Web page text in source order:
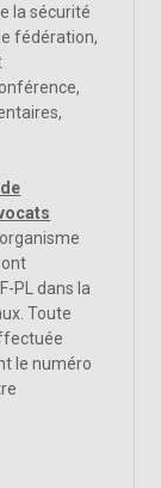
la sécurité
fédération,
PL dans la
Toute
le numéro